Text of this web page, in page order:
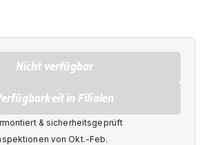
Nicht verfügbar
in Filialen
& sicherheitsgeprüft
von Okt.-Feb.